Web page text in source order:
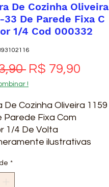
De Cozinha Oliveira
33 De Parede Fixa C
1/4 Cod 000332
Preço normal
R$ 79,90
!
De Cozinha Oliveira 1159
Parede Fixa Com
1/4 De Volta
ilustrativas
*